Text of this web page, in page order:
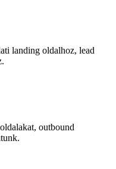
landing oldalhoz, lead
outbound